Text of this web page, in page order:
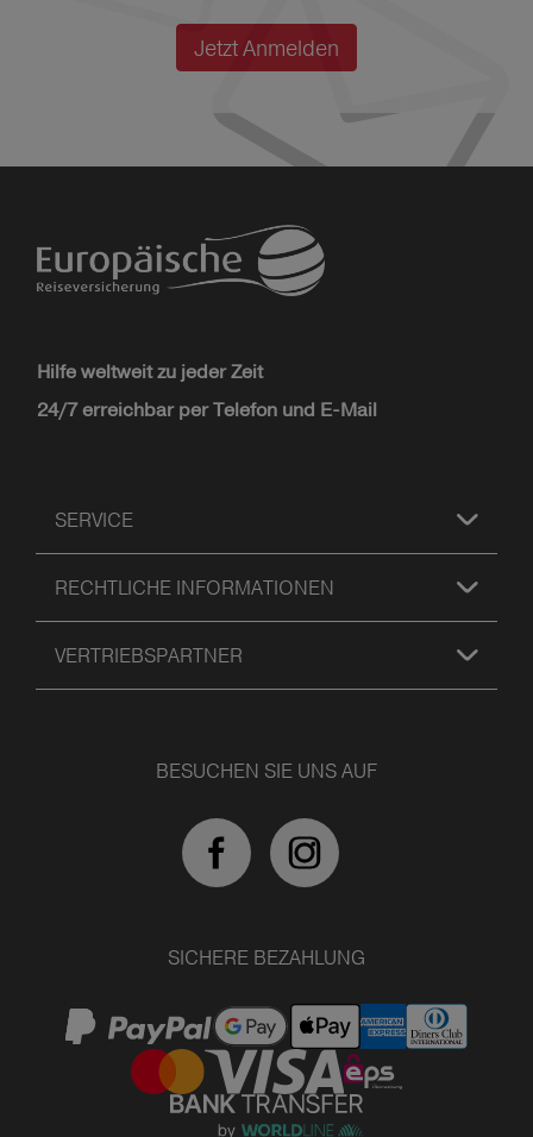
Jetzt Anmelden
Hilfe weltweit zu jeder Zeit
24/7 erreichbar per Telefon und E-Mail
SERVICE
RECHTLICHE INFORMATIONEN
VERTRIEBSPARTNER
BESUCHEN SIE UNS AUF
SICHERE BEZAHLUNG